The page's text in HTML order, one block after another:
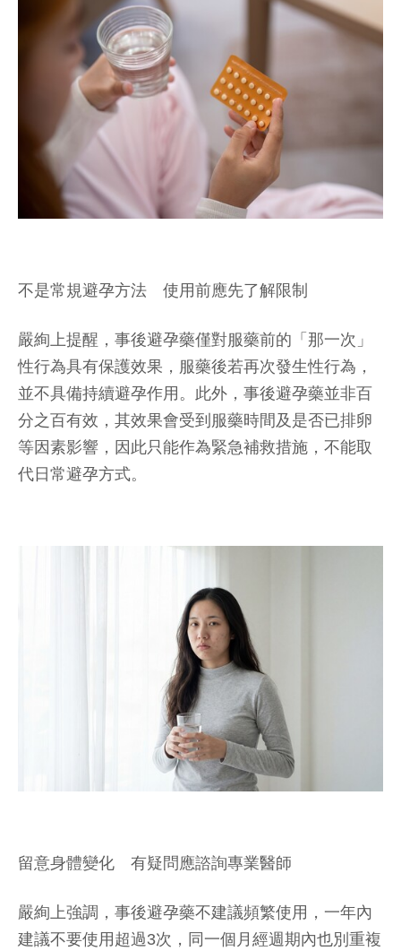
不是常規避孕方法 使用前應先了解限制
嚴絢上提醒，事後避孕藥僅對服藥前的「那一次」
性行為具有保護效果，服藥後若再次發生性行為，
並不具備持續避孕作用。此外，事後避孕藥並非百
分之百有效，其效果會受到服藥時間及是否已排卵
等因素影響，因此只能作為緊急補救措施，不能取
代日常避孕方式。
留意身體變化 有疑問應諮詢專業醫師
嚴絢上強調，事後避孕藥不建議頻繁使用，一年內
建議不要使用超過3次，同一個月經週期內也別重複